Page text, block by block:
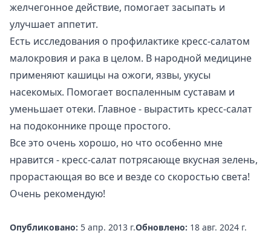
желчегонное действие, помогает засыпать и
улучшает аппетит.
Есть исследования о профилактике кресс-салатом
малокровия и рака в целом. В народной медицине
применяют кашицы на ожоги, язвы, укусы
насекомых. Помогает воспаленным суставам и
уменьшает отеки. Главное - вырастить кресс-салат
на подоконнике проще простого.
Все это очень хорошо, но что особенно мне
нравится - кресс-салат потрясающе вкусная зелень,
прорастающая во все и везде со скоростью света!
Очень рекомендую!
Опубликовано: 5 апр. 2013 г.Обновлено: 18 авг. 2024 г.